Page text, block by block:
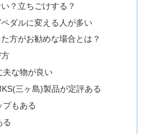
？立ちごけする？
ダルに変える人が多い
方がお勧めな場合とは？
夫な物が良い
三ヶ島)製品が定評ある
プもある
る